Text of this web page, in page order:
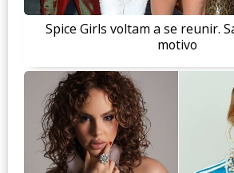
Spice Girls voltam a se reunir.
motivo